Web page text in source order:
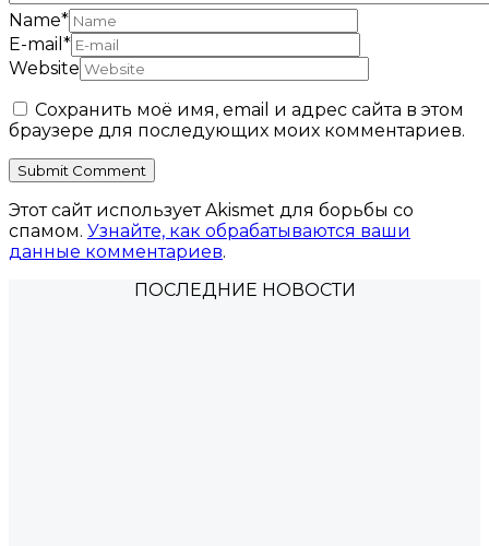
Name*
E-mail *
Website
Сохранить моё имя, email и адрес сайта в этом
браузере для последующих моих комментариев.
Этот сайт использует Akismet для борьбы со
спамом. Узнайте, как обрабатываются ваши
данные комментариев.
ПОСЛЕДНИЕ НОВОСТИ